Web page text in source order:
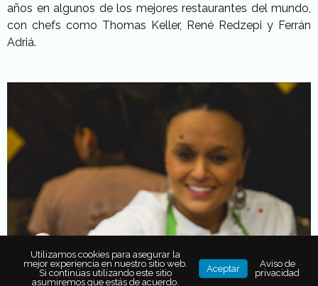
años en algunos de los mejores restaurantes del mundo,
con chefs como Thomas Keller, René Redzepi y Ferrán
Adriá.
Utilizamos cookies para asegurar la
mejor experiencia en nuestro sitio web.
Si continúas utilizando este sitio
asumiremos que estás de acuerdo.
Aceptar
Aviso de
privacidad